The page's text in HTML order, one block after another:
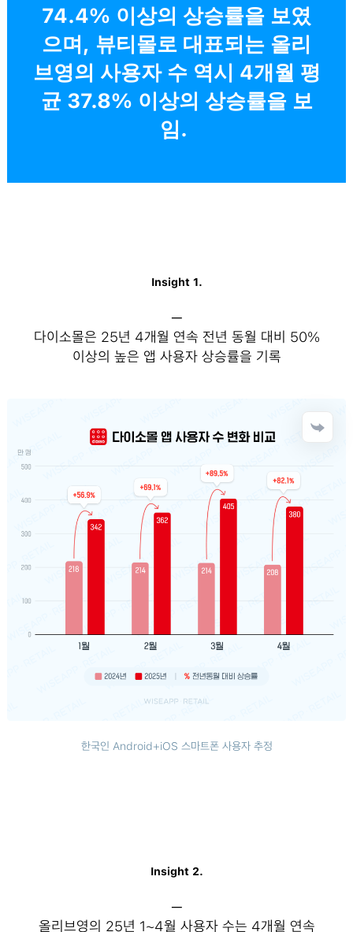
74.4% 이상의 상승률을 보였
으며, 뷰티몰로 대표되는 올리
브영의 사용자 수 역시 4개월 평
균 37.8% 이상의 상승률을 보
임.
Insight 1.
─
다이소몰은 25년 4개월 연속 전년 동월 대비 50%
이상의 높은 앱 사용자 상승률을 기록
한국인 Android+iOS 스마트폰 사용자 추정
Insight 2.
─
올리브영의 25년 1~4월 사용자 수는 4개월 연속